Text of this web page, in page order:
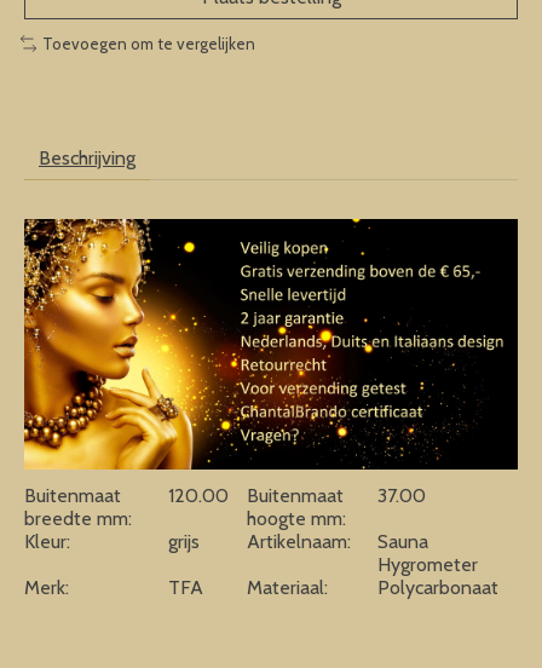
Toevoegen om te vergelijken
Beschrijving
Buitenmaat
breedte mm:
120.00
Buitenmaat
hoogte mm:
37.00
Kleur:
grijs Artikelnaam:
Sauna
Hygrometer
Merk:
TFA Materiaal: Polycarbonaat